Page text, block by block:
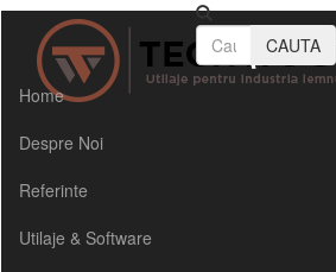
CAUTA
Home
Despre Noi
Referinte
Utilaje & Software